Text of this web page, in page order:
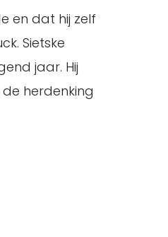
en dat hij zelf
Sietske
jaar. Hij
herdenking